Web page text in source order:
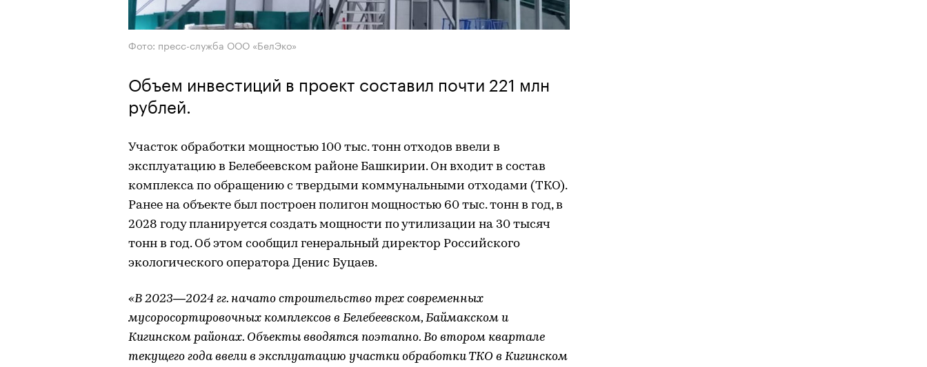
Фото: пресс-служба ООО «БелЭко»
Объем инвестиций в проект составил почти 221 млн
рублей.
Участок обработки мощностью 100 тыс. тонн отходов ввели в
эксплуатацию в Белебеевском районе Башкирии. Он входит в состав
комплекса по обращению с твердыми коммунальными отходами (ТКО).
Ранее на объекте был построен полигон мощностью 60 тыс. тонн в год, в
2028 году планируется создать мощности по утилизации на 30 тысяч
тонн в год. Об этом сообщил генеральный директор Российского
экологического оператора Денис Буцаев.
«В 2023—2024 гг. начато строительство трех современных
мусоросортировочных комплексов в Белебеевском, Баймакском и
Кигинском районах. Объекты вводятся поэтапно. Во втором квартале
текущего года ввели в эксплуатацию участки обработки ТКО в Кигинском